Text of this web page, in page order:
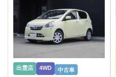
出雲店 4WD 中古車